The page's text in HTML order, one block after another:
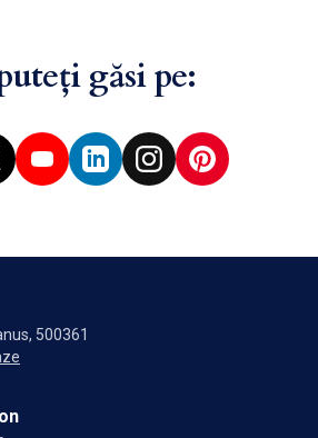
găsi pe:
YouTubeLinkedInInstagramPinterest
500361